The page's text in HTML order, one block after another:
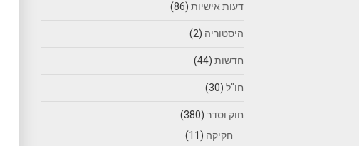
דעות אישיות (86)
היסטוריה (2)
חדשות (44)
חו"ל (30)
חוק וסדר (380)
חקיקה (11)